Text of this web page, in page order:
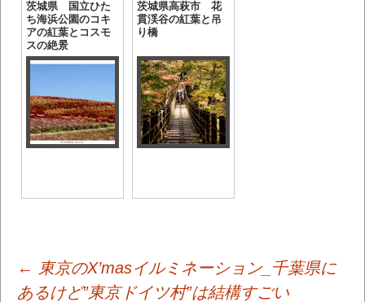
茨城県 国立ひた
ち海浜公園のコキ
アの紅葉とコスモ
スの絶景
茨城県高萩市 花
貫渓谷の紅葉と吊
り橋
投
←
東京のX’masイルミネーション_千葉県に
あるけど”東京ドイツ村”は結構すごい